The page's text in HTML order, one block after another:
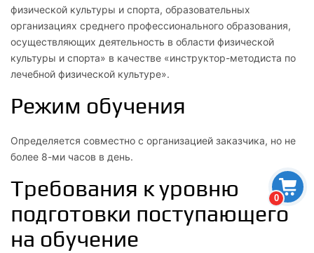
0
физической культуры и спорта, образовательных
организациях среднего профессионального образования,
осуществляющих деятельность в области физической
культуры и спорта» в качестве «инструктор-методиста по
лечебной физической культуре».
Режим обучения
Определяется совместно с организацией заказчика, но не
более 8-ми часов в день.
Требования к уровню
подготовки поступающего
на обучение